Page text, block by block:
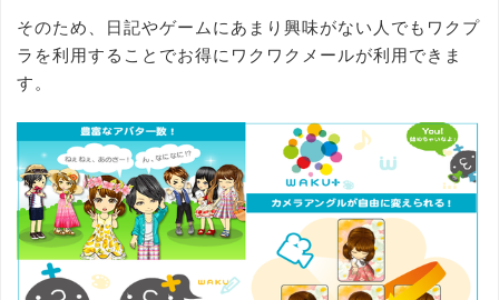
そのため、日記やゲームにあまり興味がない人でもワクプ
ラを利用することでお得にワクワクメールが利用できま
す。